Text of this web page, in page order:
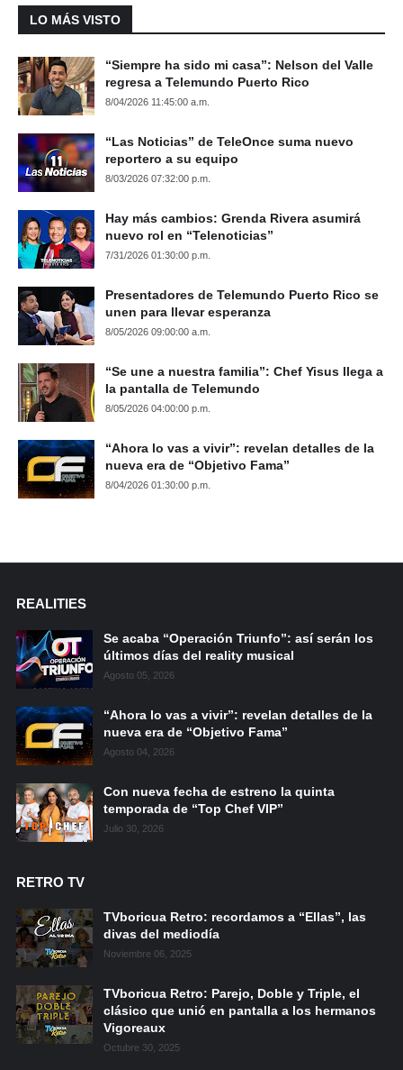
LO MÁS VISTO
“Siempre ha sido mi casa”: Nelson del Valle
regresa a Telemundo Puerto Rico
8/04/2026 11:45:00 a.m.
“Las Noticias” de TeleOnce suma nuevo
reportero a su equipo
8/03/2026 07:32:00 p.m.
Hay más cambios: Grenda Rivera asumirá
nuevo rol en “Telenoticias”
7/31/2026 01:30:00 p.m.
Presentadores de Telemundo Puerto Rico se
unen para llevar esperanza
8/05/2026 09:00:00 a.m.
“Se une a nuestra familia”: Chef Yisus llega a
la pantalla de Telemundo
8/05/2026 04:00:00 p.m.
“Ahora lo vas a vivir”: revelan detalles de la
nueva era de “Objetivo Fama”
8/04/2026 01:30:00 p.m.
REALITIES
Se acaba “Operación Triunfo”: así serán los
últimos días del reality musical
Agosto 05, 2026
“Ahora lo vas a vivir”: revelan detalles de la
nueva era de “Objetivo Fama”
Agosto 04, 2026
Con nueva fecha de estreno la quinta
temporada de “Top Chef VIP”
Julio 30, 2026
RETRO TV
TVboricua Retro: recordamos a “Ellas”, las
divas del mediodía
Noviembre 06, 2025
TVboricua Retro: Parejo, Doble y Triple, el
clásico que unió en pantalla a los hermanos
Vigoreaux
Octubre 30, 2025